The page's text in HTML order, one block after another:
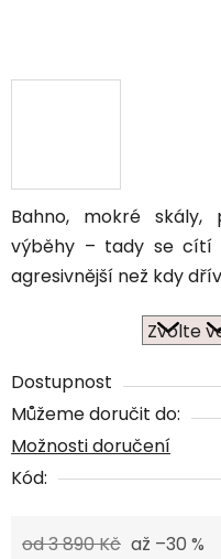
Bahno, mokré
výběhy – tady se cítí
agresivnější než kdy
Dostupnost
Můžeme doručit do:
Možnosti doručení
Kód:
od 3 890 Kč až –30 %